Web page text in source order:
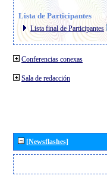
Lista de Participantes
Lista final de Participantes
Conferencias conexas
Sala de redacción
[Newsflashes]